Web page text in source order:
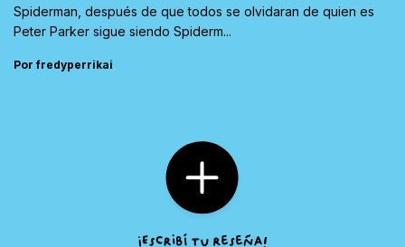
Spiderman, después de que todos se olvidaran de quien es
Peter Parker sigue siendo Spiderm...
Por fredyperrikai